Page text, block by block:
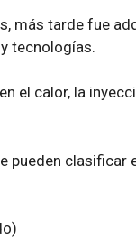
más tarde fue
tecnologías.
el calor, la
pueden clasificar